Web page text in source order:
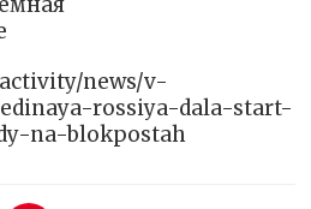
news/v-
rossiya-dala-start-
na-blokpostah